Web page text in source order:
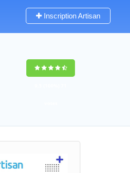
Inscription Artisan